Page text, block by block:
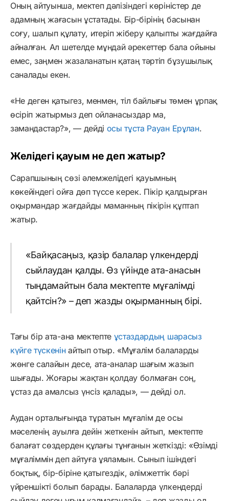
Оның айтуынша, мектеп дәлізіндегі көріністер де
адамның жағасын ұстатады. Бір-бірінің басынан
соғу, шалып құлату, итеріп жіберу қалыпты жағдайға
айналған. Ал шетелде мұндай әрекеттер бала ойыны
емес, заңмен жазаланатын қатаң тәртіп бұзушылық
саналады екен.
«Не деген қатыгез, менмен, тіл байлығы төмен ұрпақ
өсіріп жатырмыз деп ойланасыздар ма,
замандастар?», — дейді осы тұста Рауан Ерұлан.
Желідегі қауым не деп жатыр?
Сарапшының сөзі әлемжелідегі қауымның
көкейіндегі ойға дөп түссе керек. Пікір қалдырған
оқырмандар жағдайды маманның пікірін құптап
жатыр.
«Байқасаңыз, қазір балалар үлкендерді
сыйлаудан қалды. Өз үйінде ата-анасын
тыңдамайтын бала мектепте мұғалімді
қайтсін?» – деп жазды оқырманның бірі.
Тағы бір ата-ана мектепте ұстаздардың шарасыз
күйге түскенінайтып отыр. «Мұғалім балаларды
жөнге салайын десе, ата-аналар шағым жазып
шығады. Жоғары жақтан қолдау болмаған соң,
ұстаз да амалсыз үнсіз қалады», — дейді ол.
Аудан орталығында тұратын мұғалім де осы
мәселенің ауылға дейін жеткенін айтып, мектепте
балағат сөздерден құлағы тұнғанын жеткізді: «Өзімді
мұғаліммін деп айтуға ұяламын. Сынып ішіндегі
боқтық, бір-біріне қатыгездік, әлімжеттік бәрі
үйреншікті болып барады. Балаларда үлкендерді